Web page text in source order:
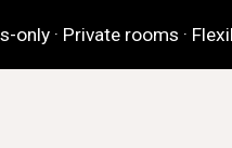
to main content
only · Private rooms ·